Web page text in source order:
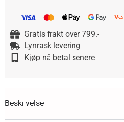
Gratis frakt over 799.-
Lynrask levering
Kjøp nå betal senere
Beskrivelse